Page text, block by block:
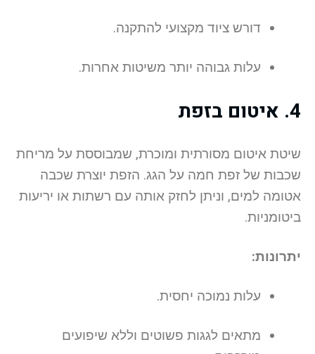
דורש ציוד מקצועי להתקנה.
עלות גבוהה יותר משיטות אחרות.
4. איטום בזפת
שיטת איטום מסורתית ומוכרת, שמבוססת על מריחת
שכבות של זפת חמה על הגג. הזפת יוצרת שכבה
אטומה למים, וניתן לחזק אותה עם רשתות או יריעות
ביטומניות.
יתרונות:
עלות נמוכה יחסית.
מתאים לגגות פשוטים וללא שיפועים